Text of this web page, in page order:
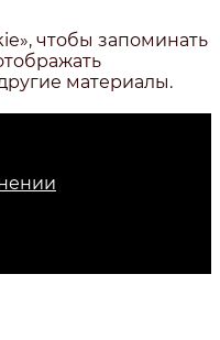
чтобы запоминать
материалы.